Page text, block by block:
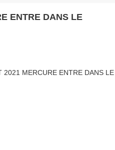
ENTRE DANS LE